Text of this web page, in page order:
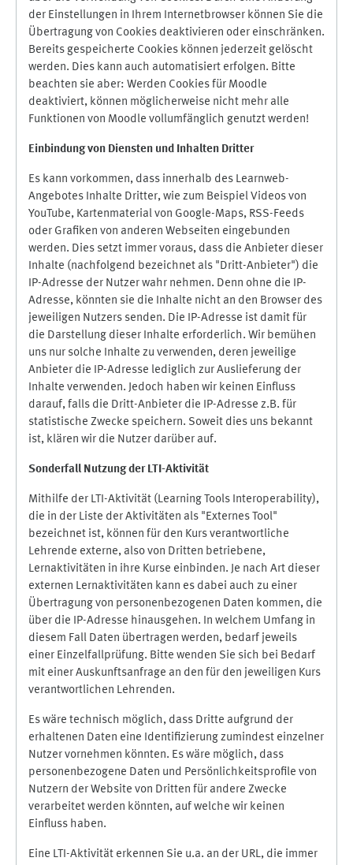
der Einstellungen in Ihrem Internetbrowser können Sie die
Übertragung von Cookies deaktivieren oder einschränken.
Bereits gespeicherte Cookies können jederzeit gelöscht
werden. Dies kann auch automatisiert erfolgen. Bitte
beachten sie aber: Werden Cookies für Moodle
deaktiviert, können möglicherweise nicht mehr alle
Funktionen von Moodle vollumfänglich genutzt werden!
Einbindung von Diensten und Inhalten Dritter
Es kann vorkommen, dass innerhalb des Learnweb-
Angebotes Inhalte Dritter, wie zum Beispiel Videos von
YouTube, Kartenmaterial von Google-Maps, RSS-Feeds
oder Grafiken von anderen Webseiten eingebunden
werden. Dies setzt immer voraus, dass die Anbieter dieser
Inhalte (nachfolgend bezeichnet als "Dritt-Anbieter") die
IP-Adresse der Nutzer wahr nehmen. Denn ohne die IP-
Adresse, könnten sie die Inhalte nicht an den Browser des
jeweiligen Nutzers senden. Die IP-Adresse ist damit für
die Darstellung dieser Inhalte erforderlich. Wir bemühen
uns nur solche Inhalte zu verwenden, deren jeweilige
Anbieter die IP-Adresse lediglich zur Auslieferung der
Inhalte verwenden. Jedoch haben wir keinen Einfluss
darauf, falls die Dritt-Anbieter die IP-Adresse z.B. für
statistische Zwecke speichern. Soweit dies uns bekannt
ist, klären wir die Nutzer darüber auf.
Sonderfall Nutzung der LTI-Aktivität
Mithilfe der LTI-Aktivität (Learning Tools Interoperability),
die in der Liste der Aktivitäten als "Externes Tool"
bezeichnet ist, können für den Kurs verantwortliche
Lehrende externe, also von Dritten betriebene,
Lernaktivitäten in ihre Kurse einbinden. Je nach Art dieser
externen Lernaktivitäten kann es dabei auch zu einer
Übertragung von personenbezogenen Daten kommen, die
über die IP-Adresse hinausgehen. In welchem Umfang in
diesem Fall Daten übertragen werden, bedarf jeweils
einer Einzelfallprüfung. Bitte wenden Sie sich bei Bedarf
mit einer Auskunftsanfrage an den für den jeweiligen Kurs
verantwortlichen Lehrenden.
Es wäre technisch möglich, dass Dritte aufgrund der
erhaltenen Daten eine Identifizierung zumindest einzelner
Nutzer vornehmen könnten. Es wäre möglich, dass
personenbezogene Daten und Persönlichkeitsprofile von
Nutzern der Website von Dritten für andere Zwecke
verarbeitet werden könnten, auf welche wir keinen
Einfluss haben.
Eine LTI-Aktivität erkennen Sie u.a. an der URL, die immer